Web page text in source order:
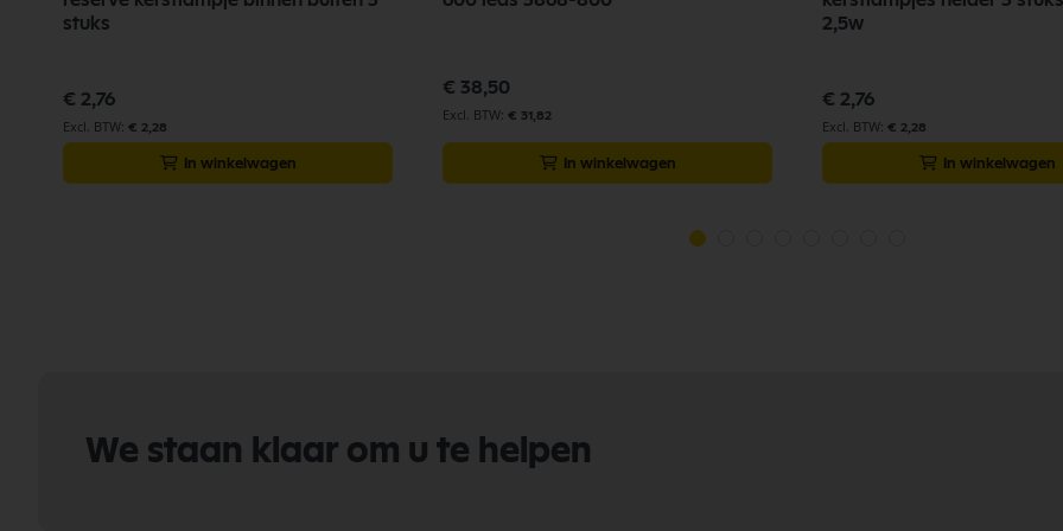
stuks
€ 2,76
€ 2,28
In winkelwagen
€ 38,50
€ 31,82
In winkelwagen
2,5w
€ 2,76
€ 2,28
In winkelwagen
We staan klaar om u te helpen